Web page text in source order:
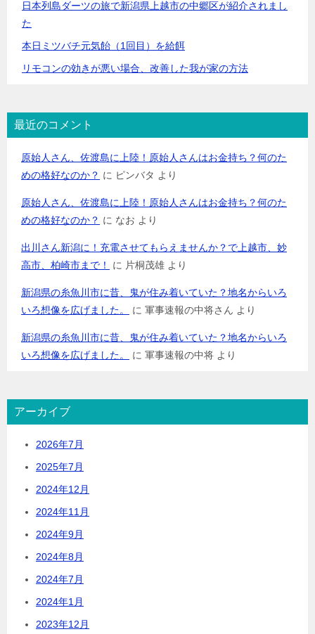
日本列島ダーツの旅で新潟県上越市の中郷区が紹介されまし
た
本日ミツバチ元気飴（1回目）を給餌
リモコンの効きが悪い場合、改善した我が家の方法
最近のコメント
原始人さん、佐渡島に上陸！原始人さんはお金持ち？何のた
めの格好なのか？ に ピンバタ より
原始人さん、佐渡島に上陸！原始人さんはお金持ち？何のた
めの格好なのか？ に なお より
出川さん新潟に！充電させてもらえませんか？で上越市、妙
高市、柏崎市まで！
に 片桐茂雄 より
新潟県の糸魚川市に昔、鬼が住み着いていた？地名からいろ
いろ想像を広げました。
に 軍事速報の中将さん より
新潟県の糸魚川市に昔、鬼が住み着いていた？地名からいろ
いろ想像を広げました。
に 軍事速報の中将 より
アーカイブ
2026年7月
2025年7月
2024年12月
2024年11月
2024年9月
2024年8月
2024年7月
2024年1月
2023年12月